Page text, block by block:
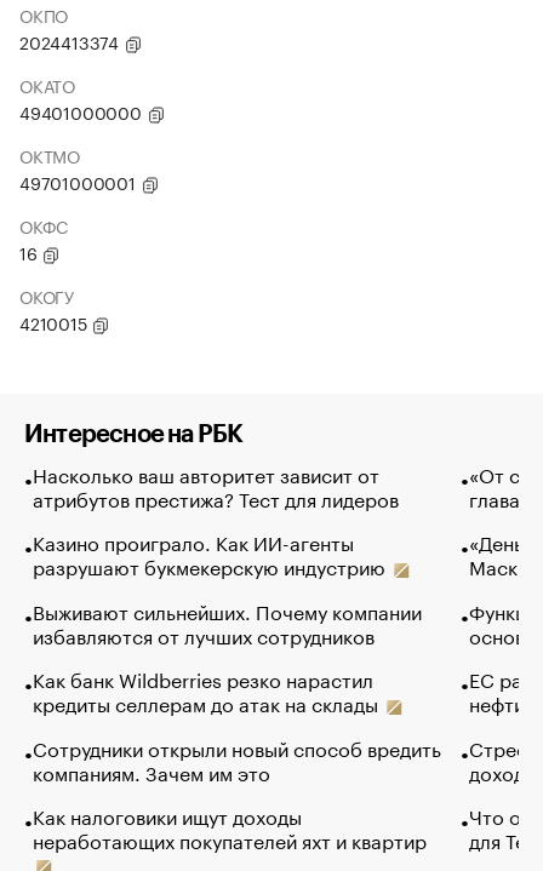
ОКПО
2024413374
ОКАТО
49401000000
ОКТМО
49701000001
ОКФС
16
ОКОГУ
4210015
Интересное на РБК
Насколько ваш авторитет зависит от
атрибутов престижа? Тест для лидеров
Казино проиграло. Как ИИ-агенты
разрушают букмекерскую индустрию
Выживают сильнейших. Почему компании
избавляются от лучших сотрудников
Как банк Wildberries резко нарастил
кредиты селлерам до атак на склады
Сотрудники открыли новый способ вредить
компаниям. Зачем им это
Как налоговики ищут доходы
неработающих покупателей яхт и квартир
«От
глава
Маск в
основ
ЕС
нефти
Что
для